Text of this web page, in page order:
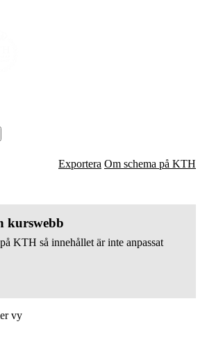
Exportera Om schema på KTH
kurswebb
KTH så innehållet är inte anpassat
vy